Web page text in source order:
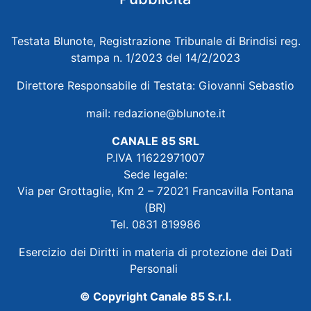
Testata Blunote, Registrazione Tribunale di Brindisi reg.
stampa n. 1/2023 del 14/2/2023
Direttore Responsabile di Testata: Giovanni Sebastio
mail: redazione@blunote.it
CANALE 85 SRL
P.IVA 11622971007
Sede legale:
Via per Grottaglie, Km 2 – 72021 Francavilla Fontana
(BR)
Tel. 0831 819986
Esercizio dei Diritti in materia di protezione dei Dati
Personali
© Copyright Canale 85 S.r.l.